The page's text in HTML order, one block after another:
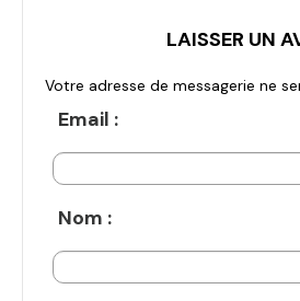
LAISSER UN
Votre adresse de messagerie ne
Email :
Nom :